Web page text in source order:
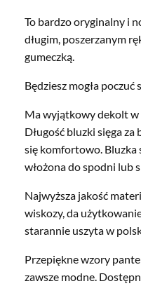
To bardzo oryginalny i
długim, poszerzanym
gumeczką.
Będziesz mogła
Ma wyjątkowy dekolt w
Długość bluzki sięga
się komfortowo. Bluzka
włożona do spodni lub
Najwyższa jakość
wiskozy, da
starannie uszyta w
Przepiękne wzory
zawsze modne.